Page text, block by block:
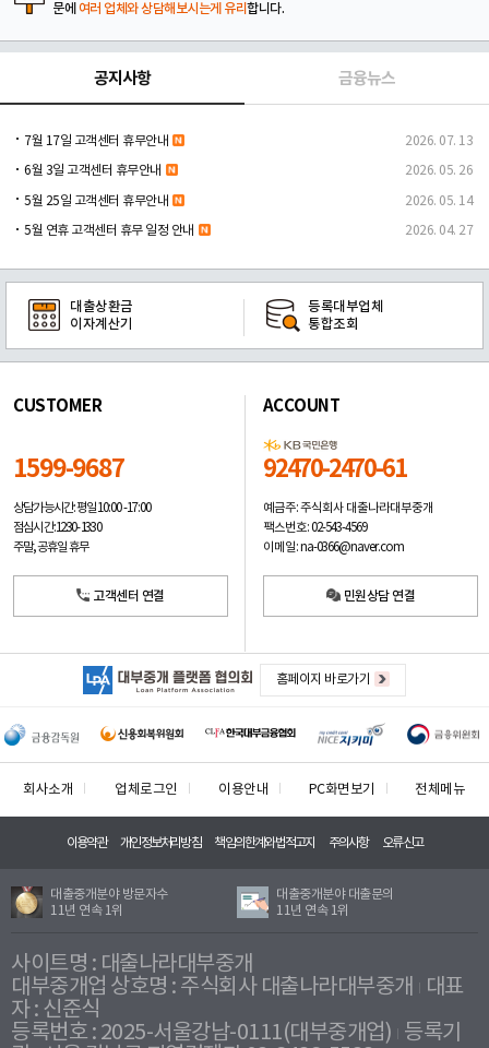
문에 여러 업체와 상담해보시는게 유리합니다.
공지사항 금융뉴스
7월 17일 고객센터 휴무안내 2026. 07. 13
6월 3일 고객센터 휴무안내 2026. 05. 26
5월 25일 고객센터 휴무안내 2026. 05. 14
5월 연휴 고객센터 휴무 일정 안내 2026. 04. 27
대출상환금
이자계산기
등록대부업체
통합조회
CUSTOMER
1599-9687
상담가능시간: 평일10:00 -17:00
점심시간: 12:30 - 13:30
주말, 공휴일 휴무
고객센터 연결
ACCOUNT
92470-2470-61
예금주: 주식회사 대출나라대부중개
팩스번호: 02-543-4569
이메일: na-0366@naver.com
민원상담 연결
홈페이지 바로가기
회사소개 업체로그인 이용안내 PC화면보기 전체메뉴
이용약관 개인정보처리방침 책임의한계와법적고지 주의사항 오류신고
대출중개분야 방문자수
11년 연속 1위
대출중개분야 대출문의
11년 연속 1위
사이트명 : 대출나라대부중개
대부중개업 상호명 : 주식회사 대출나라대부중개
대표
자 : 신준식
등록번호 : 2025-서울강남-0111(대부중개업) 등록기